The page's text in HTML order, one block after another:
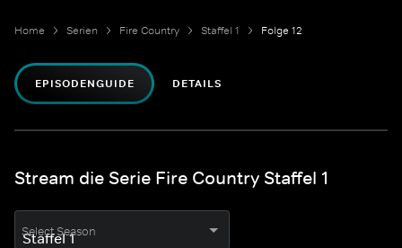
Home Serien Fire Country Staffel 1 Folge 12
EPISODENGUIDE DETAILS
Stream die Serie Fire Country Staffel 1
Select Season